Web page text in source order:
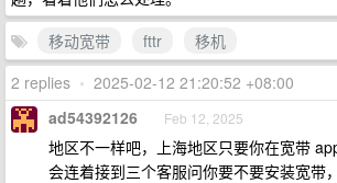
移动宽带
fttr
移机
2 replies • 2025-02-12 21:20:52 +08:00
ad54392126 Feb 12, 2025
地区不一样吧，上海地区只要你在宽带
会连着接到三个客服问你要不要安装宽带